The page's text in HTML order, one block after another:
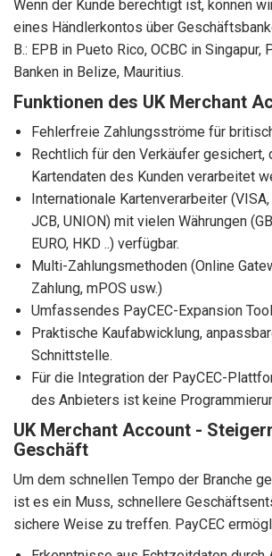
Wenn der Kunde berechtigt ist, können
eines Händlerkontos über
B.: EPB in Pueto Rico, OCBC in Singapur,
Banken in Belize, Mauritius.
Funktionen des UK Merchant
Fehlerfreie Zahlungsströme für
Rechtlich für den Verkäufer gesichert,
Kartendaten des Kunden verarbeitet
Internationale Kartenverarbeiter (VISA,
JCB, UNION) mit vielen Währungen
EURO, HKD ..) verfügbar.
Multi-Zahlungsmethoden (Online
Zahlung, mPOS usw.)
Umfassendes PayCEC-Expansion
Praktische Kaufabwicklung,
Schnittstelle.
Für die Integration der PayCEC-
des Anbieters ist keine
UK Merchant Account -
Geschäft
Um dem schnellen Tempo der Branche
ist es ein Muss, schnellere
sichere Weise zu treffen. PayCEC